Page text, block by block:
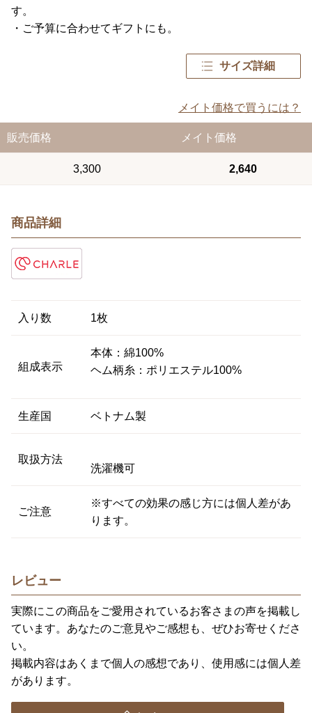
す。
・ご予算に合わせてギフトにも。
サイズ詳細
メイト価格で買うには？
販売価格 メイト価格
3,300 2,640
商品詳細
入り数 1枚
組成表示
本体：綿100%
ヘム柄糸：ポリエステル100%
生産国 ベトナム製
取扱方法
洗濯機可
ご注意
※すべての効果の感じ方には個人差があ
ります。
レビュー
実際にこの商品をご愛用されているお客さまの声を掲載し
ています。あなたのご意見やご感想も、ぜひお寄せくださ
い。
掲載内容はあくまで個人の感想であり、使用感には個人差
があります。